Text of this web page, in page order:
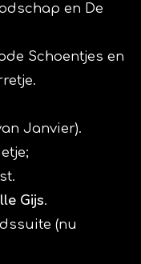
en De
Schoentjes en
Janvier).
Gijs.
(nu